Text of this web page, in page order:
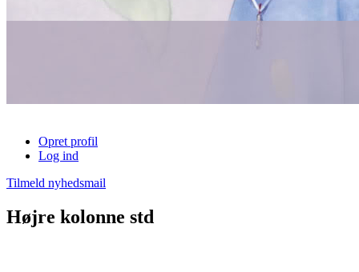
Opret profil
Log ind
Tilmeld nyhedsmail
Højre kolonne std